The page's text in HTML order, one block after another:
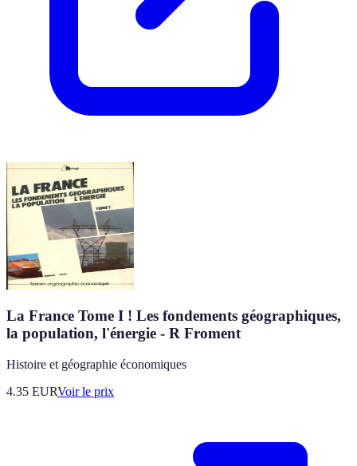
La France Tome I ! Les fondements géographiques,
la population, l'énergie - R Froment
Histoire et géographie économiques
4.35 EURVoir le prix